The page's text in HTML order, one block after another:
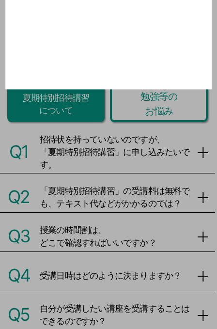
勉強等の
お悩み
夏期特別招待講習
について
Q1
招待状を持っていないのですが、
「夏期特別招待講習」に申し込みたいで
す。
Q2
「夏期特別招待講習」の受講料は無料で
も、テキスト代などがかかるのでは？
Q3
授業の時間割は、
どこで確認すればいいですか？
Q4 受講日時はどのように決まりますか？
Q5
自分が受講したい講座を受講することは
できるのですか？